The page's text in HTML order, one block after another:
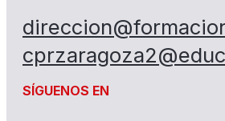
SÍGUENOS EN